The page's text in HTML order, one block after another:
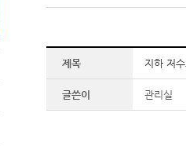
제목 지하 저
글쓴이 관리실